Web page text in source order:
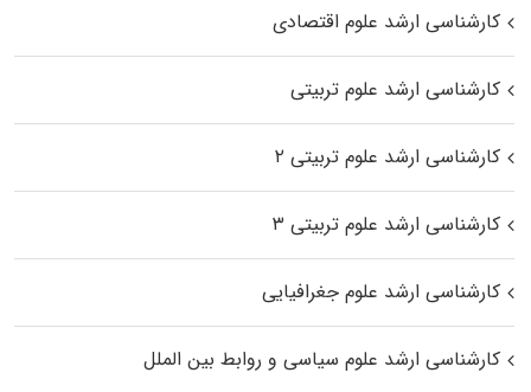
کارشناسی ارشد علوم اقتصادی
کارشناسی ارشد علوم تربیتی
کارشناسی ارشد علوم تربیتی ۲
کارشناسی ارشد علوم تربیتی ۳
کارشناسی ارشد علوم جغرافیایی
کارشناسی ارشد علوم سیاسی و روابط بین الملل